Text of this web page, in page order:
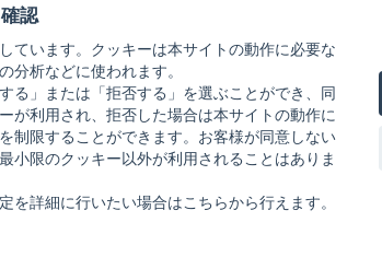
メージング株式会社
リコー
修
リ
認
ています。クッキーは本サイトの動作に必要な
分析などに使われます。
る」または「拒否する」を選ぶことができ、同
が利用され、拒否した場合は本サイトの動作に
制限することができます。お客様が同意しない
小限のクッキー以外が利用されることはありま
を詳細に行いたい場合はこちらから行えます。